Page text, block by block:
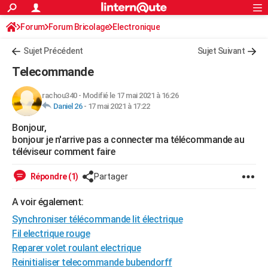
ACTUALITÉS
Politique
Société
Faits Divers
Education
Monde
Villes
+
FINANCE
Retraite
Impôts
Epargne
Immobilier
Risques naturels par ville
Banque
Assurance
Crédit
AUTO
Essais
Réserver un essai
Citadines
Berlines
SUV
Forum auto
+HIGH-TECH
Mobiles
Meilleur smartphone
Internet
Ordinateurs
Jeux vidéo
Guide high-tech
+
Forum
Aménagement intérieur
Extérieur
Cuisine
Salle de bains
Jardinage
Rangement
WEEK-END
Guides de France
Escapades
Patrimoine
Expositions
Musées
Week-end nature
+LIFESTYLE
Art de vivre
Bien-être
Loisirs
Mode
Modes de vie
SANTE
Alimentation
Guide de la santé
Maladies
Médicaments
Sommeil
VOYAGE
S'inscrire
Connexion
Forum Forum Bricolage Electronique
Sujet Précédent Sujet Suivant
Telecommande
rachou340- Modifié le 17 mai 2021 à 16:26
Daniel 26- 17 mai 2021 à 17:22
Bonjour,
bonjour je n'arrive pas a connecter ma télécommande au
téléviseur comment faire
Répondre (1) Partager
A voir également:
Synchroniser télécommande lit électrique
Fil electrique rouge
Reparer volet roulant electrique
Reinitialiser telecommande bubendorff